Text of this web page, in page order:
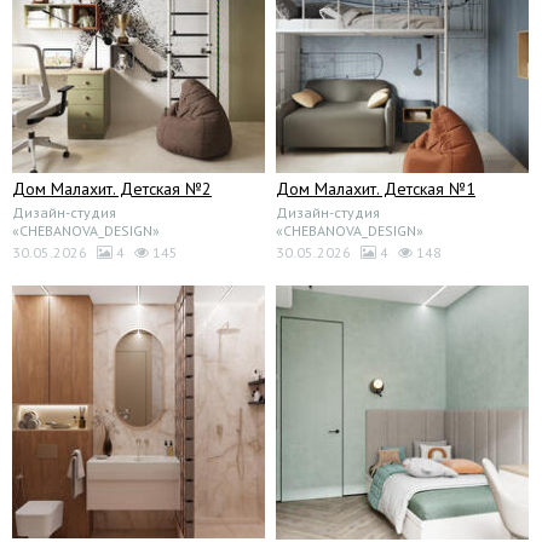
Дом Малахит. Детская №2
Дизайн-студия
«CHEBANOVA_DESIGN»
30.05.2026
4 145
Дом Малахит. Детская №1
Дизайн-студия
«CHEBANOVA_DESIGN»
30.05.2026
4 148